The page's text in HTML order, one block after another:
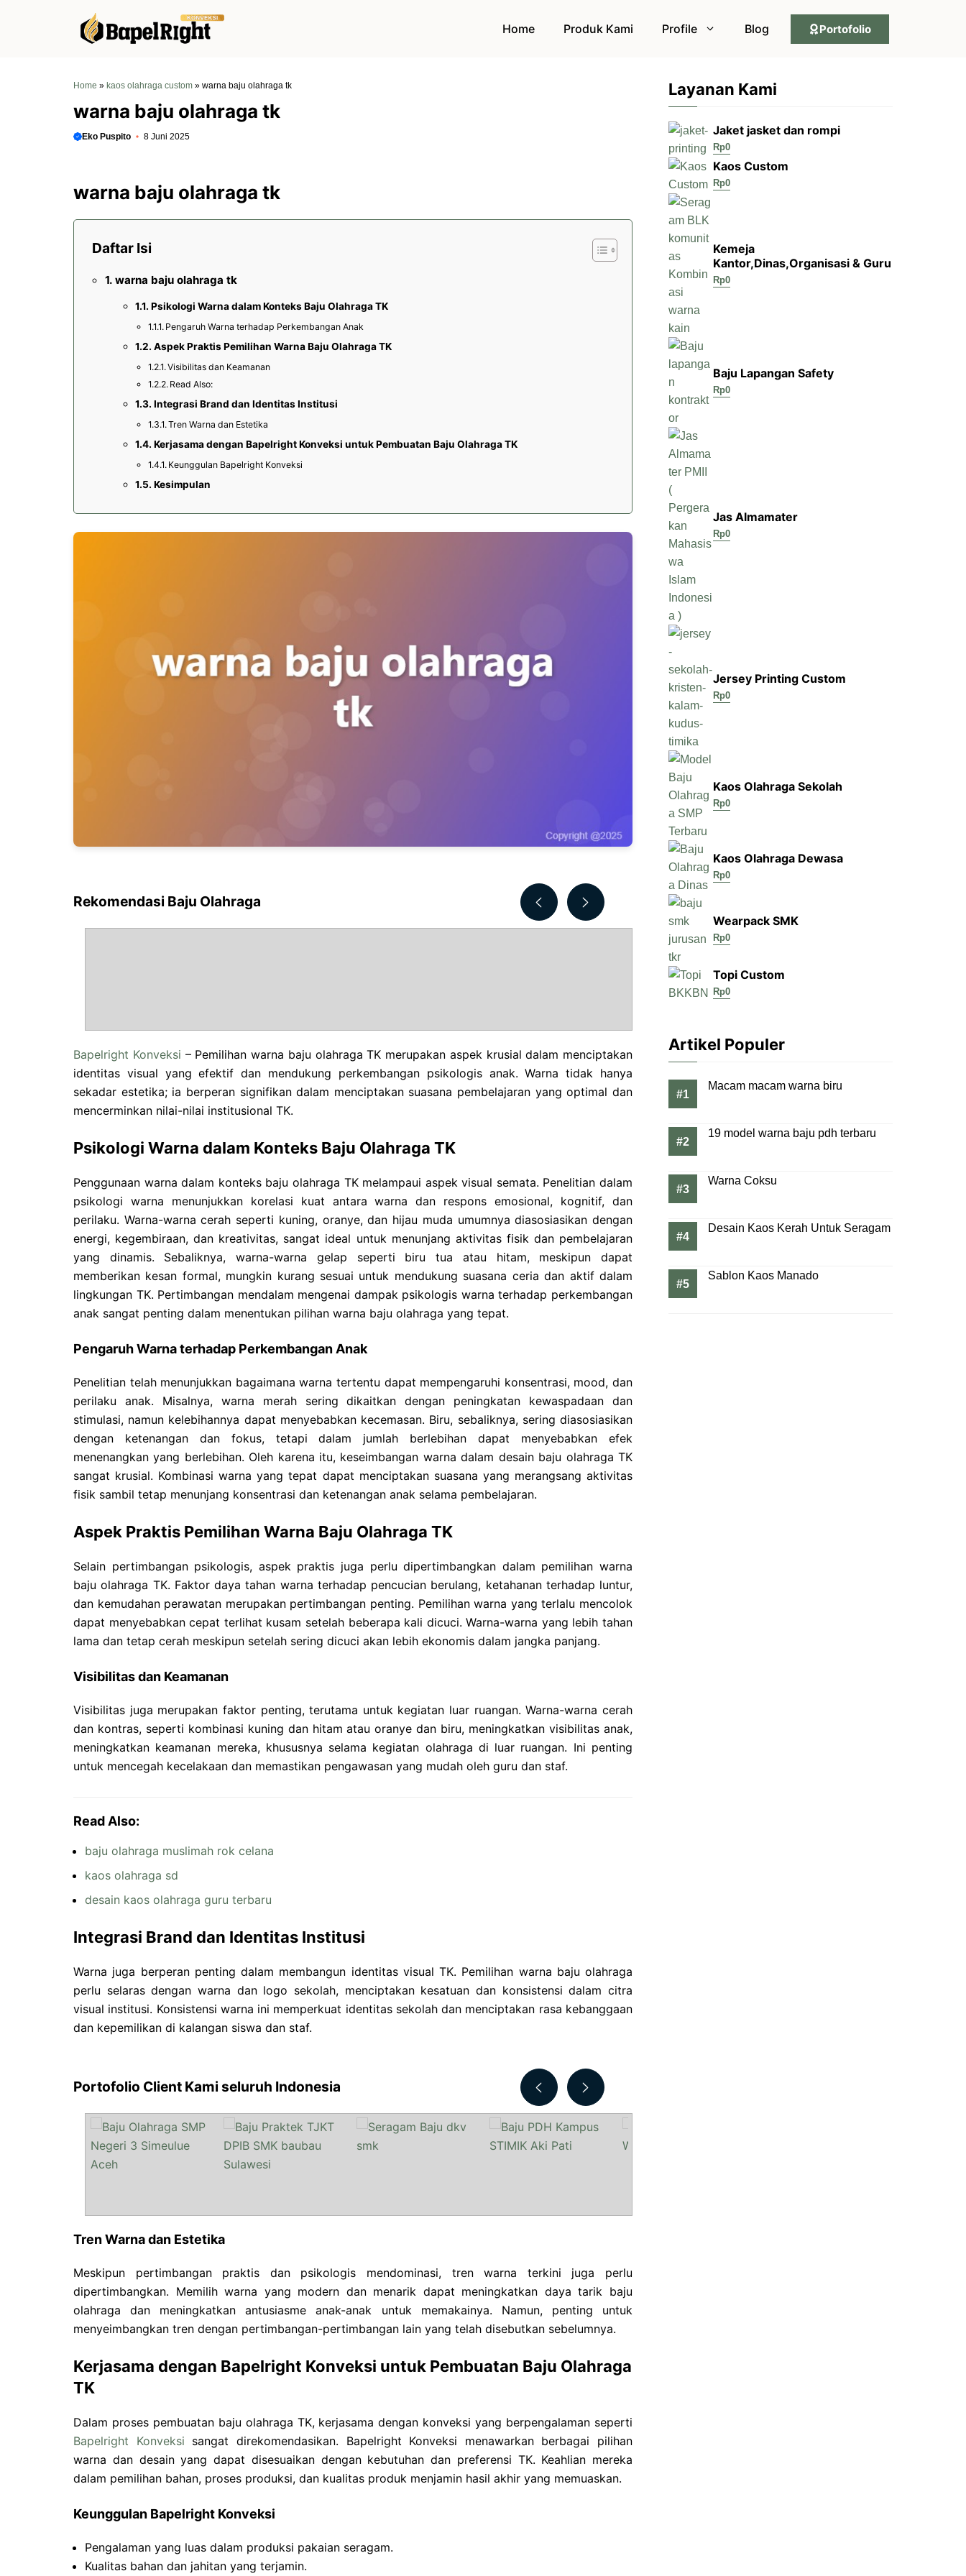
Home Produk Kami Profile Blog Portofolio
Home » kaos olahraga custom » warna baju olahraga tk
warna baju olahraga tk
Eko Puspito 8 Juni 2025
warna baju olahraga tk
Daftar Isi
warna baju olahraga tk
Psikologi Warna dalam Konteks Baju Olahraga TK
Pengaruh Warna terhadap Perkembangan Anak
Aspek Praktis Pemilihan Warna Baju Olahraga TK
Visibilitas dan Keamanan
Read Also:
Integrasi Brand dan Identitas Institusi
Tren Warna dan Estetika
Kerjasama dengan Bapelright Konveksi untuk Pembuatan Baju Olahraga TK
Keunggulan Bapelright Konveksi
Kesimpulan
Rekomendasi Baju Olahraga
Bapelright Konveksi – Pemilihan warna baju olahraga TK merupakan aspek krusial dalam menciptakan
identitas visual yang efektif dan mendukung perkembangan psikologis anak. Warna tidak hanya
sekadar estetika; ia berperan signifikan dalam menciptakan suasana pembelajaran yang optimal dan
mencerminkan nilai-nilai institusional TK.
Psikologi Warna dalam Konteks Baju Olahraga TK
Penggunaan warna dalam konteks baju olahraga TK melampaui aspek visual semata. Penelitian dalam
psikologi warna menunjukkan korelasi kuat antara warna dan respons emosional, kognitif, dan
perilaku. Warna-warna cerah seperti kuning, oranye, dan hijau muda umumnya diasosiasikan dengan
energi, kegembiraan, dan kreativitas, sangat ideal untuk menunjang aktivitas fisik dan pembelajaran
yang dinamis. Sebaliknya, warna-warna gelap seperti biru tua atau hitam, meskipun dapat
memberikan kesan formal, mungkin kurang sesuai untuk mendukung suasana ceria dan aktif dalam
lingkungan TK. Pertimbangan mendalam mengenai dampak psikologis warna terhadap perkembangan
anak sangat penting dalam menentukan pilihan warna baju olahraga yang tepat.
Pengaruh Warna terhadap Perkembangan Anak
Penelitian telah menunjukkan bagaimana warna tertentu dapat mempengaruhi konsentrasi, mood, dan
perilaku anak. Misalnya, warna merah sering dikaitkan dengan peningkatan kewaspadaan dan
stimulasi, namun kelebihannya dapat menyebabkan kecemasan. Biru, sebaliknya, sering diasosiasikan
dengan ketenangan dan fokus, tetapi dalam jumlah berlebihan dapat menyebabkan efek
menenangkan yang berlebihan. Oleh karena itu, keseimbangan warna dalam desain baju olahraga TK
sangat krusial. Kombinasi warna yang tepat dapat menciptakan suasana yang merangsang aktivitas
fisik sambil tetap menunjang konsentrasi dan ketenangan anak selama pembelajaran.
Aspek Praktis Pemilihan Warna Baju Olahraga TK
Selain pertimbangan psikologis, aspek praktis juga perlu dipertimbangkan dalam pemilihan warna
baju olahraga TK. Faktor daya tahan warna terhadap pencucian berulang, ketahanan terhadap luntur,
dan kemudahan perawatan merupakan pertimbangan penting. Pemilihan warna yang terlalu mencolok
dapat menyebabkan cepat terlihat kusam setelah beberapa kali dicuci. Warna-warna yang lebih tahan
lama dan tetap cerah meskipun setelah sering dicuci akan lebih ekonomis dalam jangka panjang.
Visibilitas dan Keamanan
Visibilitas juga merupakan faktor penting, terutama untuk kegiatan luar ruangan. Warna-warna cerah
dan kontras, seperti kombinasi kuning dan hitam atau oranye dan biru, meningkatkan visibilitas anak,
meningkatkan keamanan mereka, khususnya selama kegiatan olahraga di luar ruangan. Ini penting
untuk mencegah kecelakaan dan memastikan pengawasan yang mudah oleh guru dan staf.
Read Also:
baju olahraga muslimah rok celana
kaos olahraga sd
desain kaos olahraga guru terbaru
Integrasi Brand dan Identitas Institusi
Warna juga berperan penting dalam membangun identitas visual TK. Pemilihan warna baju olahraga
perlu selaras dengan warna dan logo sekolah, menciptakan kesatuan dan konsistensi dalam citra
visual institusi. Konsistensi warna ini memperkuat identitas sekolah dan menciptakan rasa kebanggaan
dan kepemilikan di kalangan siswa dan staf.
Portofolio Client Kami seluruh Indonesia
Tren Warna dan Estetika
Meskipun pertimbangan praktis dan psikologis mendominasi, tren warna terkini juga perlu
dipertimbangkan. Memilih warna yang modern dan menarik dapat meningkatkan daya tarik baju
olahraga dan meningkatkan antusiasme anak-anak untuk memakainya. Namun, penting untuk
menyeimbangkan tren dengan pertimbangan-pertimbangan lain yang telah disebutkan sebelumnya.
Kerjasama dengan Bapelright Konveksi untuk Pembuatan Baju Olahraga
TK
Dalam proses pembuatan baju olahraga TK, kerjasama dengan konveksi yang berpengalaman seperti
Bapelright Konveksi sangat direkomendasikan. Bapelright Konveksi menawarkan berbagai pilihan
warna dan desain yang dapat disesuaikan dengan kebutuhan dan preferensi TK. Keahlian mereka
dalam pemilihan bahan, proses produksi, dan kualitas produk menjamin hasil akhir yang memuaskan.
Keunggulan Bapelright Konveksi
Pengalaman yang luas dalam produksi pakaian seragam.
Kualitas bahan dan jahitan yang terjamin.
Layanan Kami
Jaket jasket dan rompi
Rp0
Kaos Custom
Rp0
Kemeja
Kantor,Dinas,Organisasi & Guru
Rp0
Baju Lapangan Safety
Rp0
Jas Almamater
Rp0
Jersey Printing Custom
Rp0
Kaos Olahraga Sekolah
Rp0
Kaos Olahraga Dewasa
Rp0
Wearpack SMK
Rp0
Topi Custom
Rp0
Artikel Populer
Macam macam warna biru
19 model warna baju pdh terbaru
Warna Coksu
Desain Kaos Kerah Untuk Seragam
Sablon Kaos Manado